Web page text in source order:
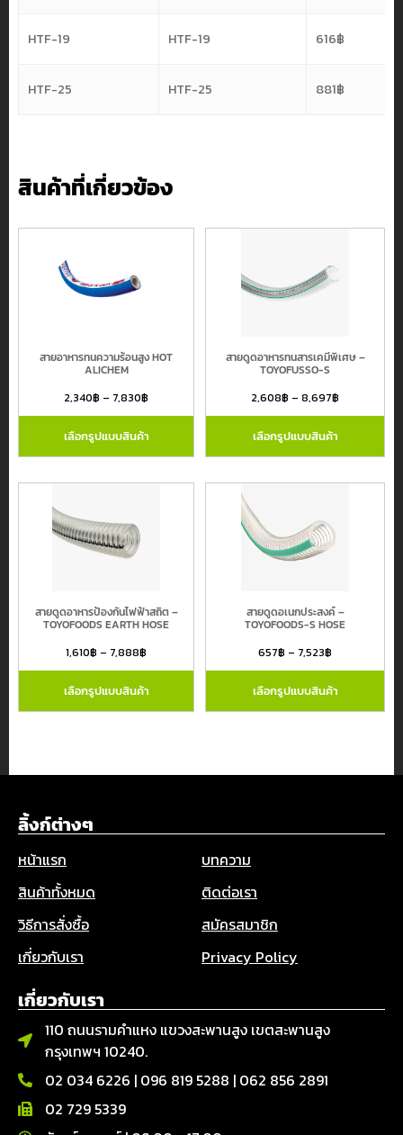
HTF-19 HTF-19 616฿
HTF-25 HTF-25 881฿
สินค้าที่เกี่ยวข้อง
สายอาหารทนความร้อนสูง HOT
ALICHEM
2,340฿ – 7,830฿
เลือกรูปแบบสินค้า
สายดูดอาหารทนสารเคมีพิเศษ –
TOYOFUSSO-S
2,608฿ – 8,697฿
เลือกรูปแบบสินค้า
สายดูดอาหารป้องกันไฟฟ้าสถิต –
TOYOFOODS EARTH HOSE
1,610฿ – 7,888฿
เลือกรูปแบบสินค้า
สายดูดอเนกประสงค์ –
TOYOFOODS-S HOSE
657฿ – 7,523฿
เลือกรูปแบบสินค้า
ลิ้งก์ต่างๆ
หน้าแรก
บทความ
สินค้าทั้งหมด
ติดต่อเรา
วิธีการสั่งซื้อ
สมัครสมาชิก
เกี่ยวกับเรา
Privacy Policy
เกี่ยวกับเรา
110 ถนนรามคำแหง แขวงสะพานสูง เขตสะพานสูง
กรุงเทพฯ 10240.
02 034 6226 | 096 819 5288 | 062 856 2891
02 729 5339